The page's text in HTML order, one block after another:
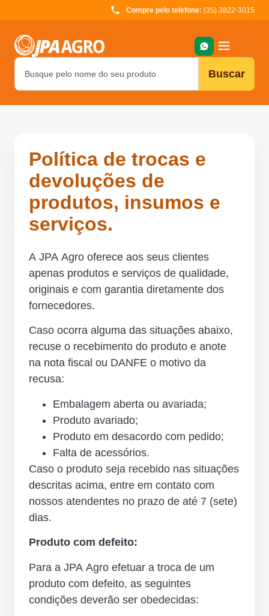
Compre pelo telefone: (35) 3822-3015
Buscar
Política de trocas e
devoluções de
produtos, insumos e
serviços.
A JPA Agro oferece aos seus clientes
apenas produtos e serviços de qualidade,
originais e com garantia diretamente dos
fornecedores.
Caso ocorra alguma das situações abaixo,
recuse o recebimento do produto e anote
na nota fiscal ou DANFE o motivo da
recusa:
Embalagem aberta ou avariada;
Produto avariado;
Produto em desacordo com pedido;
Falta de acessórios.
Caso o produto seja recebido nas situações
descritas acima, entre em contato com
nossos atendentes no prazo de até 7 (sete)
dias.
Produto com defeito:
Para a JPA Agro efetuar a troca de um
produto com defeito, as seguintes
condições deverão ser obedecidas: